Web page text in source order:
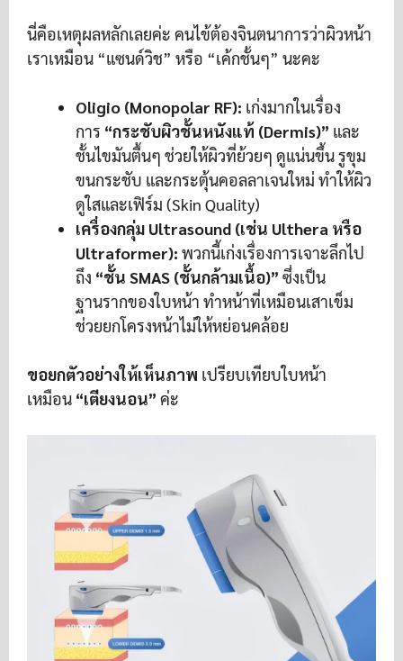
นี่คือเหตุผลหลักเลยค่ะ คนไข้ต้องจินตนาการว่าผิวหน้า
เราเหมือน “แซนด์วิช” หรือ “เค้กชั้นๆ” นะคะ
Oligio (Monopolar RF): เก่งมากในเรื่อง
การ “กระชับผิวชั้นหนังแท้ (Dermis)” และ
ชั้นไขมันตื้นๆ ช่วยให้ผิวที่ย้วยๆ ดูแน่นขึ้น รูขุม
ขนกระชับ และกระตุ้นคอลลาเจนใหม่ ทำให้ผิว
ดูใสและเฟิร์ม (Skin Quality)
เครื่องกลุ่ม Ultrasound (เช่น Ulthera หรือ
Ultraformer): พวกนี้เก่งเรื่องการเจาะลึกไป
ถึง “ชั้น SMAS (ชั้นกล้ามเนื้อ)” ซึ่งเป็น
ฐานรากของใบหน้า ทำหน้าที่เหมือนเสาเข็ม
ช่วยยกโครงหน้าไม่ให้หย่อนคล้อย
ขอยกตัวอย่างให้เห็นภาพ เปรียบเทียบใบหน้า
เหมือน “เตียงนอน” ค่ะ